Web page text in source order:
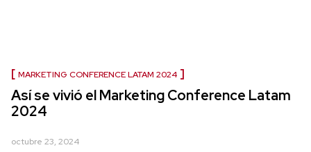
MARKETING CONFERENCE LATAM 2024
Así se vivió el Marketing Conference Latam
2024
octubre 23, 2024